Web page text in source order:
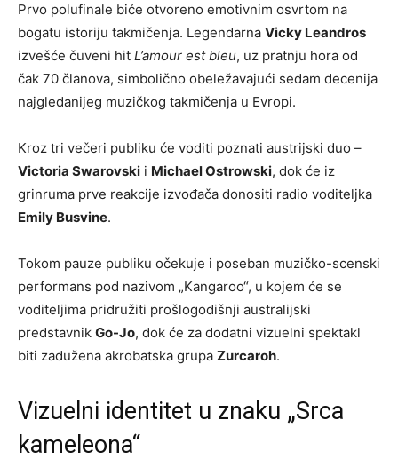
Prvo polufinale biće otvoreno emotivnim osvrtom na
bogatu istoriju takmičenja. Legendarna Vicky Leandros
izvešće čuveni hit L’amour est bleu, uz pratnju hora od
čak 70 članova, simbolično obeležavajući sedam decenija
najgledanijeg muzičkog takmičenja u Evropi.
Kroz tri večeri publiku će voditi poznati austrijski duo –
Victoria Swarovski i Michael Ostrowski, dok će iz
grinruma prve reakcije izvođača donositi radio voditeljka
Emily Busvine.
Tokom pauze publiku očekuje i poseban muzičko-scenski
performans pod nazivom „Kangaroo“, u kojem će se
voditeljima pridružiti prošlogodišnji australijski
predstavnik Go-Jo, dok će za dodatni vizuelni spektakl
biti zadužena akrobatska grupa Zurcaroh.
Vizuelni identitet u znaku „Srca
kameleona“